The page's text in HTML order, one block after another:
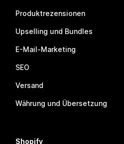
Produktrezensionen
Upselling und Bundles
E-Mail-Marketing
SEO
Versand
Währung und Übersetzung
Shopify